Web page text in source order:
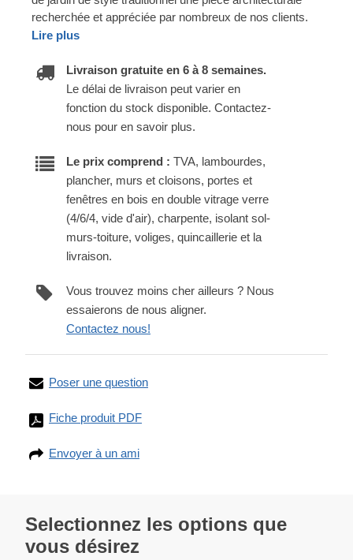
recherchée et appréciée par nombreux de nos clients.
Lire plus
Livraison gratuite en 6 à 8 semaines.
Le délai de livraison peut varier en
fonction du stock disponible. Contactez-
nous pour en savoir plus.
Le prix comprend : TVA, lambourdes,
plancher, murs et cloisons, portes et
fenêtres en bois en double vitrage verre
(4/6/4, vide d'air), charpente, isolant sol-
murs-toiture, voliges, quincaillerie et la
livraison.
Vous trouvez moins cher ailleurs ? Nous
essaierons de nous aligner.
Contactez nous!
Poser une question
Fiche produit PDF
Envoyer à un ami
Selectionnez les options que
vous désirez